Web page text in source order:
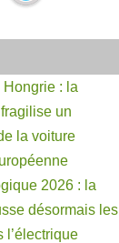
Hongrie : la
un
la voiture
2026 : la
désormais les
l’électrique